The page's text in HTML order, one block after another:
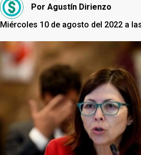
Por Agustín Dirienzo
Miércoles 10 de agosto del 2022 a